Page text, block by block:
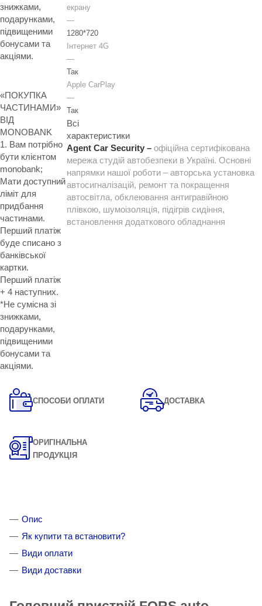
знижками,
подарунками,
підвищеними
бонусами та
акціями.
«ПОКУПКА
ЧАСТИНАМИ»
ВІД
MONOBANK
1. Вам потрібно
бути клієнтом
monobank;
Мати доступний
ліміт для
придбання
частинами.
Перший платіж
буде списано з
банківської
картки.
Перший платіж
+ 4 наступних.
*Не сумісна зі
знижками,
подарунками,
підвищеними
бонусами та
акціями.
екрану
—
1280*720
Інтернет 4G
—
Так
Apple CarPlay
—
Так
Всі
характеристики
Agent Car Security – офіційна сертифікована
мережа студій автобезпеки в Україні. Основні
напрямки нашої роботи – авторська установка
автосигналізацій, ремонт та покращення
автосвітла, обклеювання антигравійною
плівкою, шумоізоляція, підігрів сидіння,
встановлення додаткового обладнання
СПОСОБИ ОПЛАТИ ДОСТАВКА
ОРИГІНАЛЬНА
ПРОДУКЦІЯ
Опис
Як купити та встановити?
Види оплати
Види доставки